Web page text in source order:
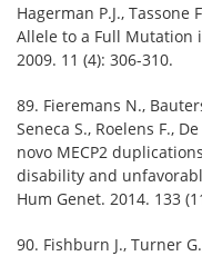
Hagerman P.J., Tassone
Allele to a Full Mutation
2009. 11 (4): 306-310.
89. Fieremans N.,
Seneca S., Roelens F.,
novo MECP2
disability and
Hum Genet. 2014. 133
90. Fishburn J., Turner